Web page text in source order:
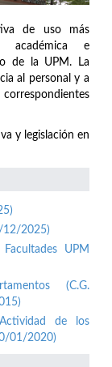
de uso más
académica e
de la UPM. La
al personal y a
y legislación en
12/2025)
UPM
(C.G.
de los
01/2020)